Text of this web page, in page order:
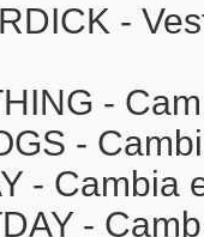
-
-
-
- Cambia
-